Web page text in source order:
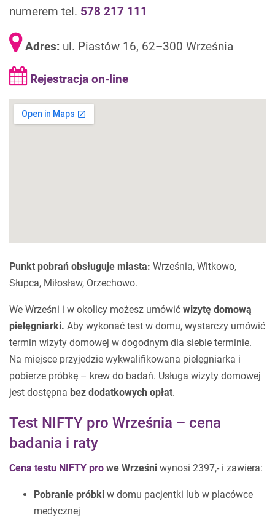
numerem tel. 578 217 111
Adres: ul. Piastów 16, 62–300 Września
Rejestracja on-line
Punkt pobrań obsługuje miasta: Września, Witkowo,
Słupca, Miłosław, Orzechowo.
We Wrześni i w okolicy możesz umówić wizytę domową
pielęgniarki. Aby wykonać test w domu, wystarczy umówić
termin wizyty domowej w dogodnym dla siebie terminie.
Na miejsce przyjedzie wykwalifikowana pielęgniarka i
pobierze próbkę – krew do badań. Usługa wizyty domowej
jest dostępna bez dodatkowych opłat.
Test NIFTY pro Września – cena
badania i raty
Cena testu NIFTY pro we Wrześni wynosi 2397,- i zawiera:
Pobranie próbki w domu pacjentki lub w placówce
medycznej